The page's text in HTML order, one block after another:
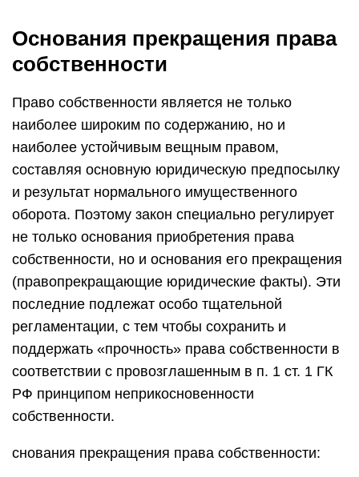
Основания прекращения права
собственности
Право собственности является не только
наиболее широким по содержанию, но и
наиболее устойчивым вещным правом,
составляя основную юридическую предпосылку
и результат нормального иму­щественного
оборота. Поэтому закон специально регулирует
не толь­ко основания приобретения права
собственности, но и основания его прекращения
(правопрекращающие юридические факты). Эти
по­следние подлежат особо тщательной
регламентации, с тем чтобы со­хранить и
поддержать «прочность» права собственности в
соответст­вии с провозглашенным в п. 1 ст. 1 ГК
РФ принципом неприкосновенно­сти
собственности.
снования прекращения права собственности: